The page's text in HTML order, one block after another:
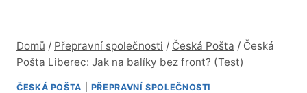
Domů / Přepravní společnosti / Česká Pošta / Česká
Pošta Liberec: Jak na balíky bez front? (Test)
ČESKÁ POŠTA PŘEPRAVNÍ SPOLEČNOSTI